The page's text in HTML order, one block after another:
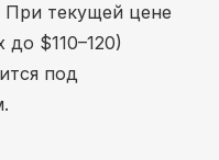
При текущей цене
до $110–120)
под